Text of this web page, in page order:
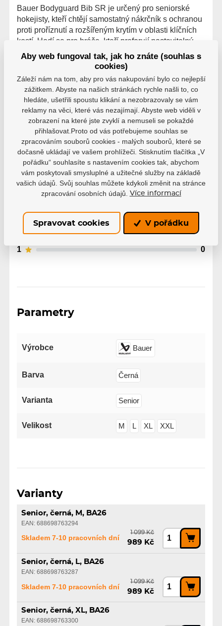
Bauer Bodyguard Bib SR je určený pro seniorské
hokejisty, kteří chtějí samostatný nákrčník s ochranou
proti proříznutí a rozšířeným krytím v oblasti klíčních
kostí. Hodí se pro hráče, kteří preferují nastavitelný
límec, stabilní usazení pod výstrojí a chránič, který se
dá používat s vlastním spodním prádlem nebo
Hodnocení
Hodnocení pochází od ověřených uživatelů. Hodnotit
produkty mohou pouze registrovaní uživatelé, kteří si
produkt reálně zakoupili.
0 uživatelů doporučuje
1
0
Parametry
Výrobce Bauer
Barva Černá
Varianta Senior
Velikost M L XL XXL
Varianty
Senior, černá, M, BA26
EAN: 688698763294
Skladem 7-10 pracovních dní
1 099 Kč
989 Kč
Senior, černá, L, BA26
EAN: 688698763287
Skladem 7-10 pracovních dní
1 099 Kč
989 Kč
Senior, černá, XL, BA26
EAN: 688698763300
Aby web fungoval tak, jak ho znáte (souhlas s
cookies)
Záleží nám na tom, aby pro vás nakupování bylo co nejlepší
zážitkem. Abyste na našich stránkách rychle našli to, co
hledáte, ušetřili spoustu klikání a nezobrazovaly se vám
reklamy na věci, které vás nezajímají. Abyste web viděli v
zobrazení na které jste zvyklí a nemuseli se pokaždé
přihlašovat.Proto od vás potřebujeme souhlas se
zpracováním souborů cookies - malých souborů, které se
dočasně ukládají ve vašem prohlížeči. Stisknutím tlačítka „V
pořádku“ souhlasíte s nastavením cookies tak, abychom
vám poskytovali smysluplné a užitečné služby na základě
vašich údajů. Svůj souhlas můžete kdykoli změnit na stránce
zpracování osobních údajů.
Více informací
Spravovat cookies V pořádku